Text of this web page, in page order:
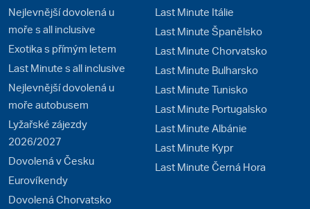
Nejlevnější dovolená u
moře s all inclusive
Exotika s přímým letem
Last Minute s all inclusive
Nejlevnější dovolená u
moře autobusem
Lyžařské zájezdy
2026/2027
Dovolená v Česku
Eurovíkendy
Dovolená Chorvatsko
Last Minute Itálie
Last Minute Španělsko
Last Minute Chorvatsko
Last Minute Bulharsko
Last Minute Tunisko
Last Minute Portugalsko
Last Minute Albánie
Last Minute Kypr
Last Minute Černá Hora